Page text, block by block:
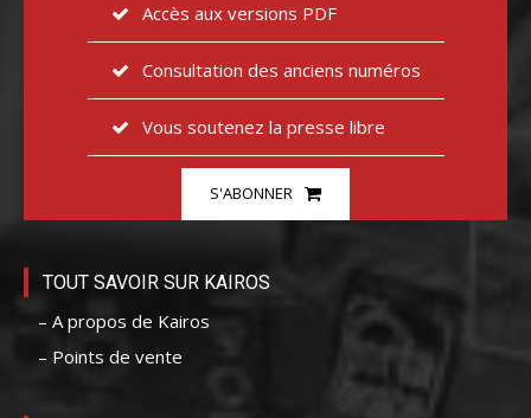
Accès aux versions PDF
Consultation des anciens numéros
Vous soutenez la presse libre
S'ABONNER
TOUT SAVOIR SUR KAIROS
– A propos de Kairos
– Points de vente